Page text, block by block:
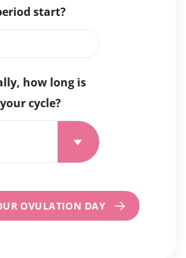
start?
how long is
your cycle?
OVULATION DAY